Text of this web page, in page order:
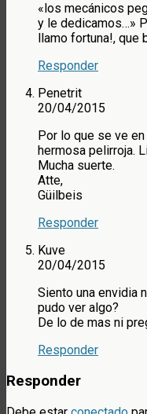
«los mecánicos
y le dedicamos…»
llamo fortuna!,
Responder
Penetrit
20/04/2015
Por lo que se ve
hermosa pelirroja.
Mucha suerte.
Atte,
Güilbeis
Responder
Kuve
20/04/2015
Siento una envidia
pudo ver algo?
De lo de mas ni
Responder
Responder